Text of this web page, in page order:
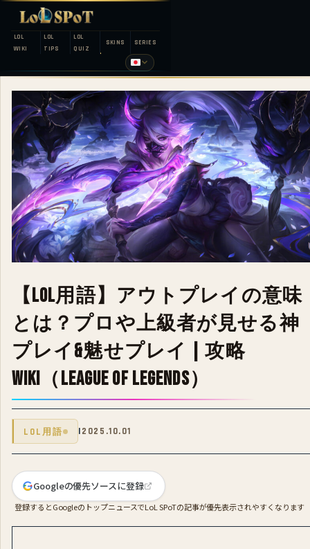
LOL
WIKI
LOL
TIPS
LOL
QUIZ
SKINS SERIES
【LoL用語】アウトプレイの意味
とは？プロや上級者が見せる神
プレイ&魅せプレイ | 攻略
Wiki（League of Legends）
LOL用語 |2025.10.01
Googleの優先ソースに登録
登録するとGoogleのトップニュースでLoL SPoTの記事が優先表示されやすくなります